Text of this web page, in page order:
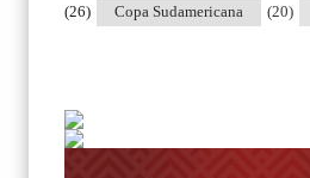
Copa Sudamericana
(26) (20)